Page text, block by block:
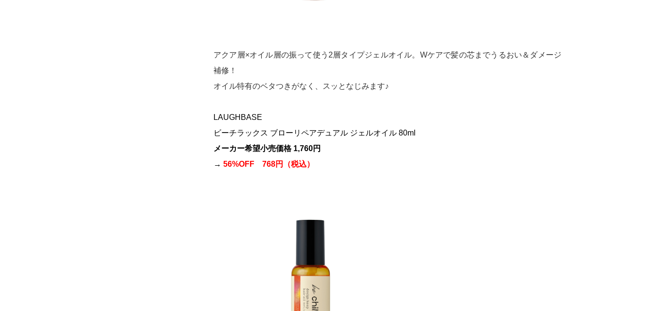
アクア層×オイル層の振って使う2層タイプジェルオイル。Wケアで髪の芯までうるおい＆ダメージ
補修！
オイル特有のベタつきがなく、スッとなじみます♪
LAUGHBASE
ビーチラックス ブローリペアデュアル ジェルオイル 80ml
メーカー希望小売価格 1,760円
→ 56%OFF 768円（税込）